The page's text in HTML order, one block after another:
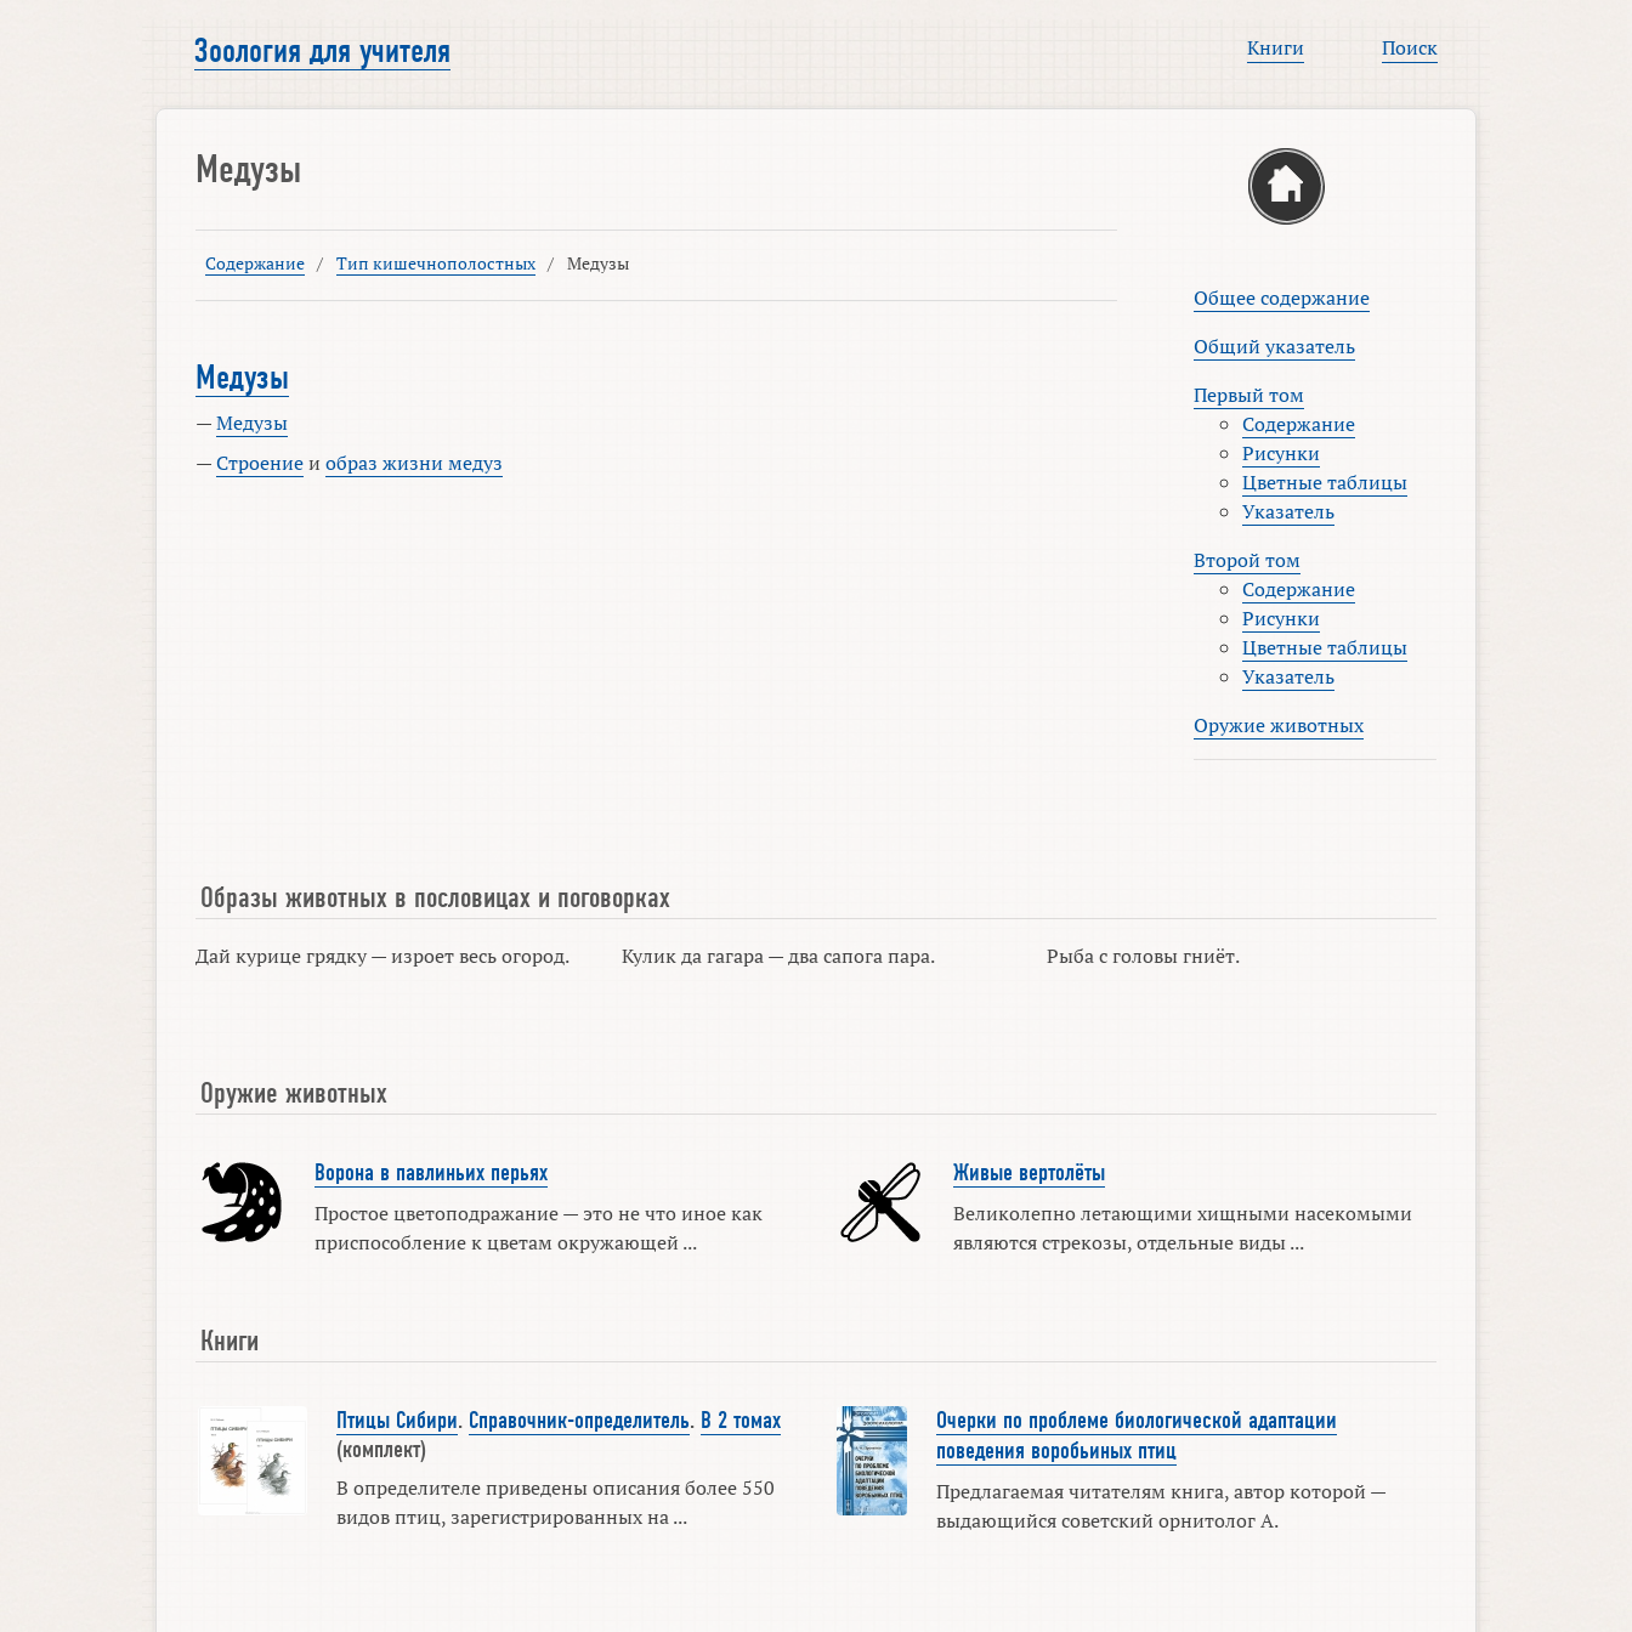
Зоология для учителя Книги Поиск
Медузы
Содержание / Тип кишечнополостных / Медузы
Медузы
—Медузы
—Строениеиобраз жизни медуз
Общее содержание
Общий указатель
Первый том
Содержание
Рисунки
Цветные таблицы
Указатель
Второй том
Содержание
Рисунки
Цветные таблицы
Указатель
Оружие животных
Образы животных в пословицах и поговорках
Дай курице грядку — изроет весь огород. Кулик да гагара — два сапога пара. Рыба с головы гниёт.
Оружие животных
Ворона в павлиньих перьях
Простое цветоподражание — это не что иное как
приспособление к цветам окружающей ...
Живые вертолёты
Великолепно летающими хищными насекомыми
являются стрекозы, отдельные виды ...
Книги
Птицы Сибири. Справочник-определитель. В 2 томах
(комплект)
В определителе приведены описания более 550
видов птиц, зарегистрированных на ...
Очерки по проблеме биологической адаптации
поведения воробьиных птиц
Предлагаемая читателям книга, автор которой —
выдающийся советский орнитолог А.